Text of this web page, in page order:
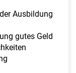
Ausbildung
gutes Geld